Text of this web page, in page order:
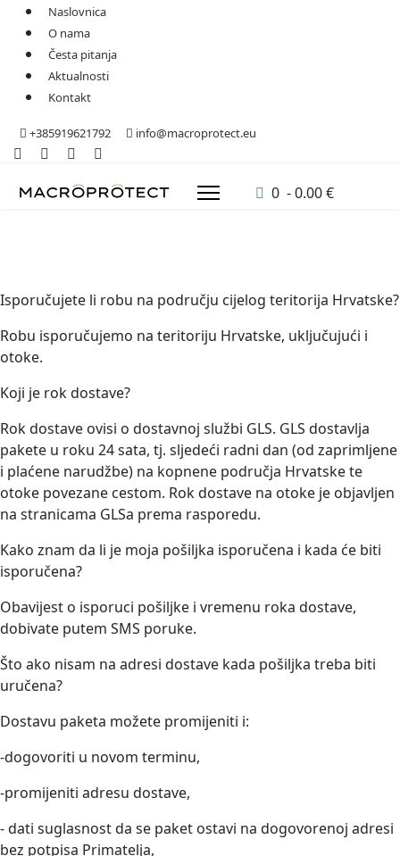
Naslovnica
O nama
Česta pitanja
Aktualnosti
Kontakt
+385919621792 info@macroprotect.eu
0 - 0.00 €
Isporučujete li robu na području cijelog teritorija Hrvatske?
Robu isporučujemo na teritoriju Hrvatske, uključujući i
otoke.
Koji je rok dostave?
Rok dostave ovisi o dostavnoj službi GLS. GLS dostavlja
pakete u roku 24 sata, tj. sljedeći radni dan (od zaprimljene
i plaćene narudžbe) na kopnene područja Hrvatske te
otoke povezane cestom. Rok dostave na otoke je objavljen
na stranicama GLSa prema rasporedu.
Kako znam da li je moja pošiljka isporučena i kada će biti
isporučena?
Obavijest o isporuci pošiljke i vremenu roka dostave,
dobivate putem SMS poruke.
Što ako nisam na adresi dostave kada pošiljka treba biti
uručena?
Dostavu paketa možete promijeniti i:
-dogovoriti u novom terminu,
-promijeniti adresu dostave,
- dati suglasnost da se paket ostavi na dogovorenoj adresi
bez potpisa Primatelja,